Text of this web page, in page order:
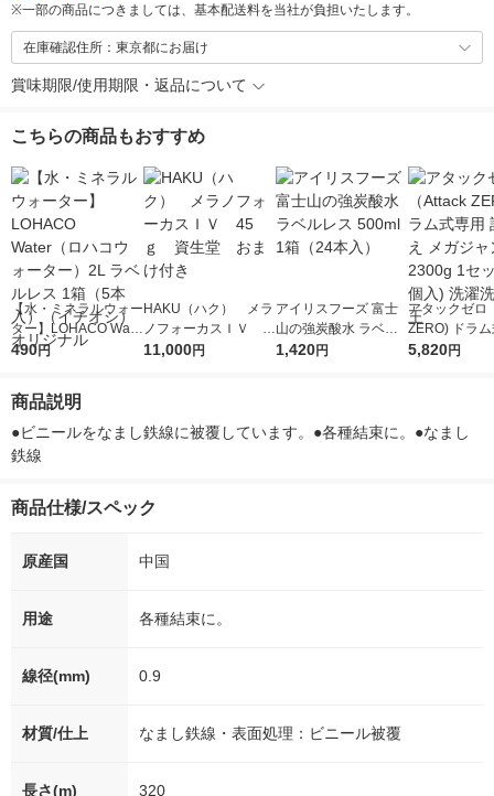
※一部の商品につきましては、基本配送料を当社が負担いたします。
在庫確認住所：東京都にお届け
賞味期限/使用期限・返品について
こちらの商品もおすすめ
【水・ミネラルウォー
ター】LOHACO Wate
r（ロハコウォータ
シ） オリジナル
490円
HAKU（ハク） メラ
ノフォーカスＩＶ 4
5ｇ 資生堂 おまけ
11,000円
アイリスフーズ 富士
山の強炭酸水 ラベル
レス 500ml 1箱（24
1,420円
アタックゼロ
ZERO) ドラ
詰め替え メガ
5,820円
商品説明
●ビニールをなまし鉄線に被覆しています。●各種結束に。●なまし
鉄線
商品仕様/スペック
原産国 中国
用途 各種結束に。
線径(mm) 0.9
材質/仕上 なまし鉄線・表面処理：ビニール被覆
長さ(m) 320